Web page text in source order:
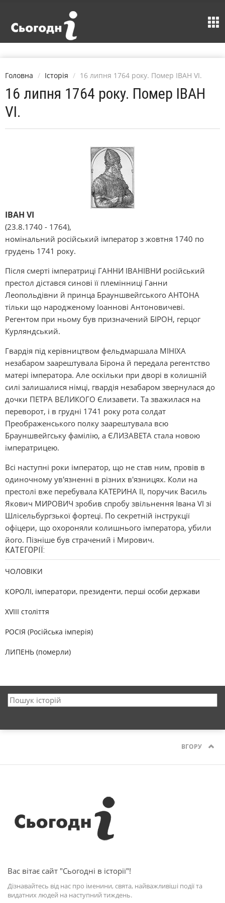
Головна Історія 16 липня 1764 року. Помер ІВАН VІ.
16 липня 1764 року. Помер ІВАН
VІ.
ІВАН VІ
(23.8.1740 - 1764),
номінальний російський імператор з жовтня 1740 по
грудень 1741 року.
Після смерті імператриці ГАННИ ІВАНІВНИ російський
престол дістався синові її племінниці Ганни
Леопольдівни й принца Брауншвейгського АНТОНА
тільки що народженому Іоаннові Антоновичеві.
Регентом при ньому був призначений БІРОН, герцог
Курляндський.
Гвардія під керівництвом фельдмаршала МІНІХА
незабаром заарештувала Бірона й передала регентство
матері імператора. Але оскільки при дворі в колишній
силі залишалися німці, гвардія незабаром звернулася до
дочки ПЕТРА ВЕЛИКОГО Єлизавети. Та зважилася на
переворот, і в грудні 1741 року рота солдат
Преображенського полку заарештувала всю
Брауншвейгську фамілію, а ЄЛИЗАВЕТА стала новою
імператрицею.
Всі наступні роки імператор, що не став ним, провів в
одиночному ув'язненні в різних в'язницях. Коли на
престолі вже перебувала КАТЕРИНА ІІ, поручик Василь
Якович МИРОВИЧ зробив спробу звільнення Івана VІ зі
Шлісельбургзької фортеці. По секретній інструкції
офіцери, що охороняли колишнього імператора, убили
його. Пізніше був страчений і Мирович.
КАТЕГОРІЇ:
ЧОЛОВІКИ
КОРОЛІ, імператори, президенти, перші особи держави
XVIII століття
РОСІЯ (Російська імперія)
ЛИПЕНЬ (померли)
ВГОРУ
Вас вітає сайт "Сьогодні в історії"!
Дізнавайтесь від нас про іменини, свята, найважливіші події та
видатних людей на наступний тиждень.